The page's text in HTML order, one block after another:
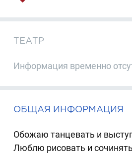
ТЕАТР
Информация временно
ОБЩАЯ ИНФОРМАЦИЯ
Обожаю танцевать и
Люблю рисовать и